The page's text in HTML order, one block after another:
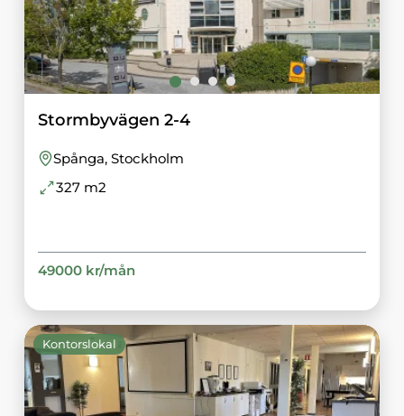
Stormbyvägen 2-4
Spånga, Stockholm
327m2
49000kr/mån
Kontorslokal